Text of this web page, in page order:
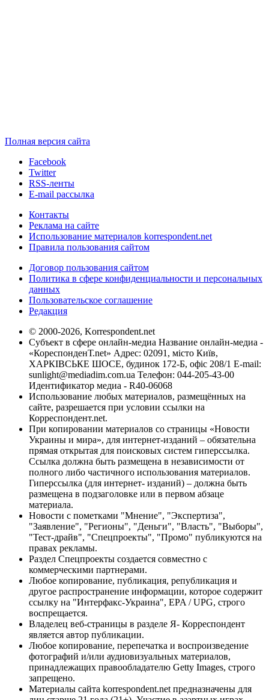
Полная версия сайта
Facebook
Twitter
RSS-ленты
E-mail рассылка
Контакты
Реклама на сайте
Использование материалов korrespondent.net
Правила пользования сайтом
Договор пользования сайтом
Политика в сфере конфиденциальности и персональных
данных
Пользовательское соглашение
Редакция
© 2000-2026, Korrespondent.net
Субъект в сфере онлайн-медиа Название онлайн-медиа -
«КореспонденТ.net» Адрес: 02091, місто Київ,
ХАРКІВСЬКЕ ШОСЕ, будинок 172-Б, офіс 208/1 E-mail:
sunlight@mediadim.com.ua Телефон: 044-205-43-00
Идентификатор медиа - R40-06068
Использование любых материалов, размещённых на
сайте, разрешается при условии ссылки на
Корреспондент.net.
При копировании материалов со страницы «Новости
Украины и мира», для интернет-изданий – обязательна
прямая открытая для поисковых систем гиперссылка.
Ссылка должна быть размещена в независимости от
полного либо частичного использования материалов.
Гиперссылка (для интернет- изданий) – должна быть
размещена в подзаголовке или в первом абзаце
материала.
Новости с пометками "Мнение", "Экспертиза",
"Заявление", "Регионы", "Деньги", "Власть", "Выборы",
"Тест-драйв", "Спецпроекты", "Промо" публикуются на
правах рекламы.
Раздел Спецпроекты создается совместно с
коммерческими партнерами.
Любое копирование, публикация, републикация и
другое распространение информации, которое содержит
ссылку на "Интерфакс-Украина", EPA / UPG, строго
воспрещается.
Владелец веб-страницы в разделе Я- Корреспондент
является автор публикации.
Любое копирование, перепечатка и воспроизведение
фотографий и/или аудиовизуальных материалов,
принадлежащих правообладателю Getty Images, строго
запрещено.
Материалы сайта korrespondent.net предназначены для